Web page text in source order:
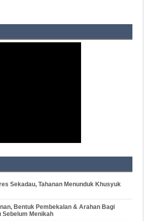
Sekadau, Tahanan Menunduk Khusyuk
Bentuk Pembekalan & Arahan Bagi
Sebelum Menikah